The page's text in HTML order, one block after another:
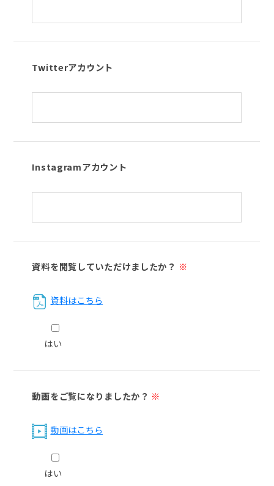
Twitterアカウント
Instagramアカウント
資料を閲覧していただけましたか？ ※
資料はこちら
はい
動画をご覧になりましたか？ ※
動画はこちら
はい